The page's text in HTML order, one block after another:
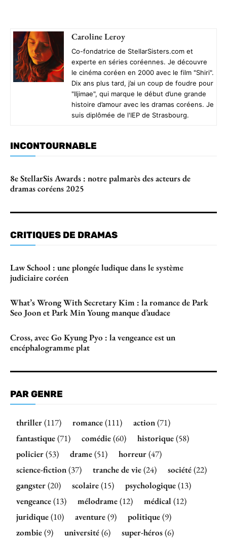
Caroline Leroy
Co-fondatrice de StellarSisters.com et
experte en séries coréennes. Je découvre
le cinéma coréen en 2000 avec le film "Shiri".
Dix ans plus tard, j’ai un coup de foudre pour
"Iljimae", qui marque le début d’une grande
histoire d’amour avec les dramas coréens. Je
suis diplômée de l'IEP de Strasbourg.
INCONTOURNABLE
8e StellarSis Awards : notre palmarès des acteurs de
dramas coréens 2025
CRITIQUES DE DRAMAS
Law School : une plongée ludique dans le système
judiciaire coréen
What’s Wrong With Secretary Kim : la romance de Park
Seo Joon et Park Min Young manque d’audace
Cross, avec Go Kyung Pyo : la vengeance est un
encéphalogramme plat
PAR GENRE
thriller(117) romance(111) action(71)
fantastique(71) comédie(60) historique(58)
policier(53) drame(51) horreur(47)
science-fiction(37) tranche de vie(24) société(22)
gangster(20) scolaire(15) psychologique(13)
vengeance(13) mélodrame(12) médical(12)
juridique(10) aventure(9) politique(9)
zombie(9) université(6) super-héros(6)